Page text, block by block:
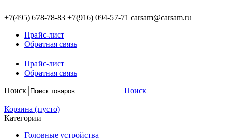
+7(495) 678-78-83 +7(916) 094-57-71 carsam@carsam.ru
Прайс-лист
Обратная связь
Прайс-лист
Обратная связь
Поиск Поиск
Корзина (пусто)
Категории
Головные устройства